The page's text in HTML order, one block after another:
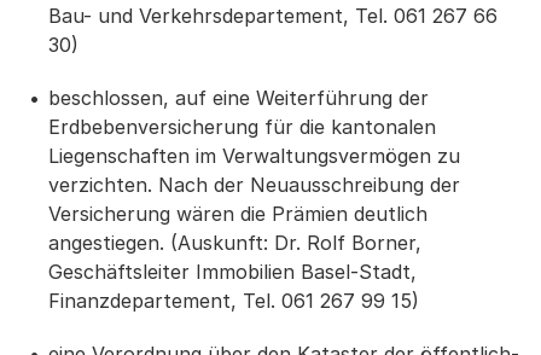
Bau- und Verkehrsdepartement, Tel. 061 267 66
30)
beschlossen, auf eine Weiterführung der
Erdbebenversicherung für die kantonalen
Liegenschaften im Verwaltungsvermögen zu
verzichten. Nach der Neuausschreibung der
Versicherung wären die Prämien deutlich
angestiegen. (Auskunft: Dr. Rolf Borner,
Geschäftsleiter Immobilien Basel-Stadt,
Finanzdepartement, Tel. 061 267 99 15)